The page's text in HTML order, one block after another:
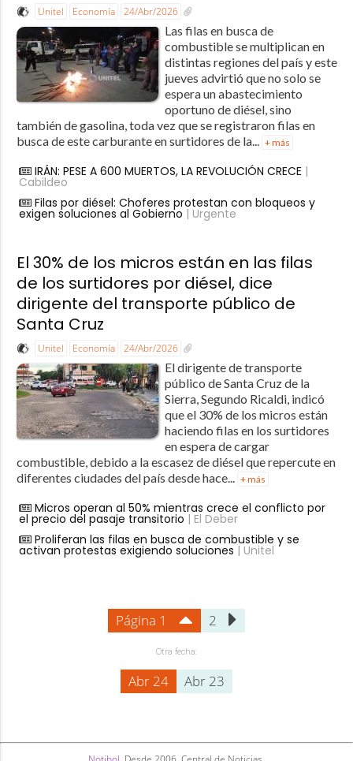
Unitel Economía 24/Abr/2026
Las filas en busca de
combustible se multiplican en
distintas regiones del país y este
jueves advirtió que no solo se
espera un abastecimiento
oportuno de diésel, sino
también de gasolina, toda vez que se registraron filas en
busca de este carburante en surtidores de la... + más
IRÁN: PESE A 600 MUERTOS, LA REVOLUCIÓN CRECE |
Cabildeo
Filas por diésel: Choferes protestan con bloqueos y
exigen soluciones al Gobierno | Urgente
El 30% de los micros están en las filas
de los surtidores por diésel, dice
dirigente del transporte público de
Santa Cruz
Unitel Economía 24/Abr/2026
El dirigente de transporte
público de Santa Cruz de la
Sierra, Segundo Ricaldi, indicó
que el 30% de los micros están
haciendo filas en los surtidores
en espera de cargar
combustible, debido a la escasez de diésel que repercute en
diferentes ciudades del país desde hace...
+ más
Micros operan al 50% mientras crece el conflicto por
el precio del pasaje transitorio | El Deber
Proliferan las filas en busca de combustible y se
activan protestas exigiendo soluciones | Unitel
Página 1 2
Otra fecha:
Abr 24 Abr 23